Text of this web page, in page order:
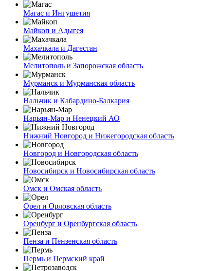
Магас и Ингушетия
Майкоп и Адыгея
Махачкала и Дагестан
Мелитополь и Запорожская область
Мурманск и Мурманская область
Нальчик и Кабардино-Балкария
Нарьян-Мар и Ненецкий АО
Нижний Новгород и Нижегородская область
Новгород и Новгородская область
Новосибирск и Новосибирская область
Омск и Омская область
Орел и Орловская область
Оренбург и Оренбургская область
Пенза и Пензенская область
Пермь и Пермский край